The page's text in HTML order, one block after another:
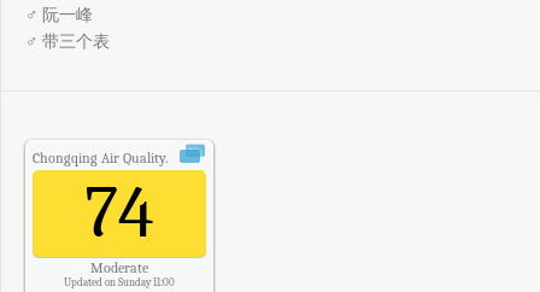
♂ 阮一峰
♂ 带三个表
Chongqing Air Quality.
74
Moderate
Updated on Sunday 11:00